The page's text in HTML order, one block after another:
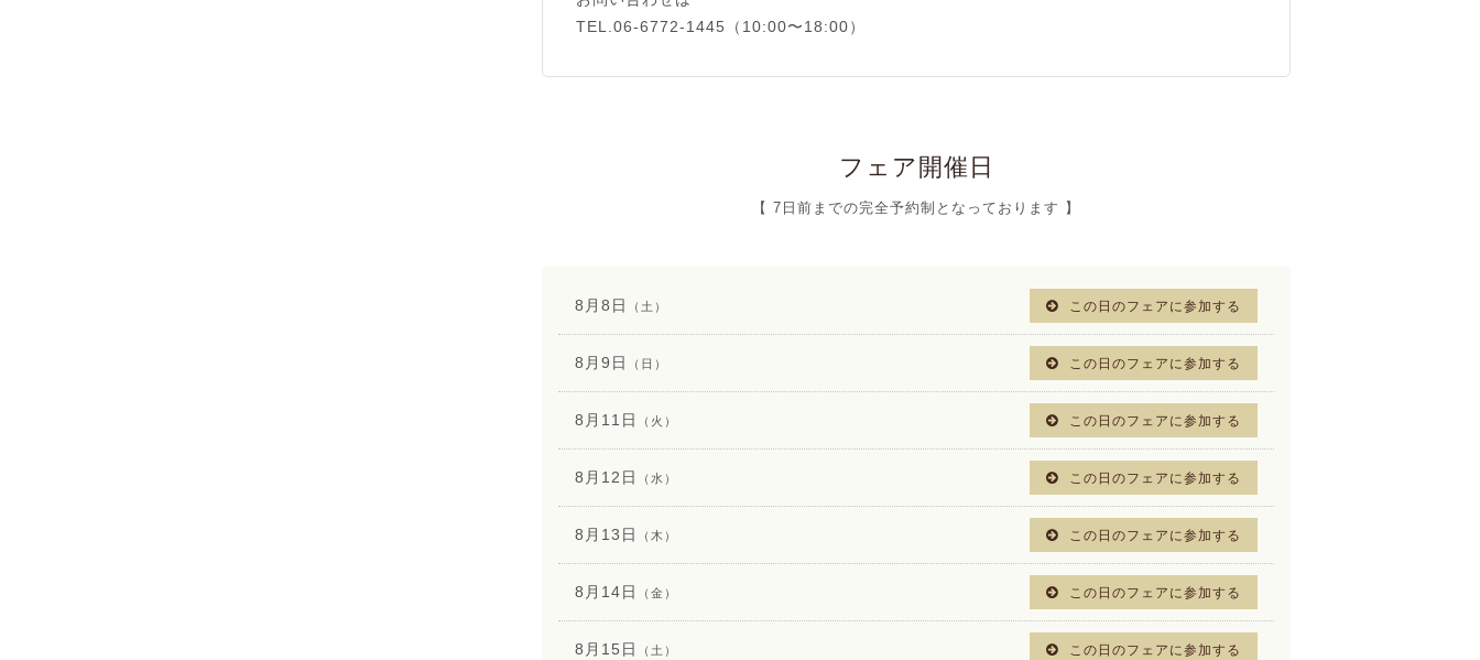
TEL.06-6772-1445（10:00〜18:00）
フェア開催日
【 7日前までの完全予約制となっております 】
8月8日 （土） この日のフェアに参加する
8月9日 （日） この日のフェアに参加する
8月11日 （火） この日のフェアに参加する
8月12日 （水） この日のフェアに参加する
8月13日 （木） この日のフェアに参加する
8月14日 （金） この日のフェアに参加する
8月15日 （土） この日のフェアに参加する